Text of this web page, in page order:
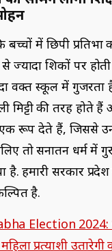
बच्चों में छिपी प्रतिभा
ज्यादा शिक्षकों पर
वक्त स्कूल में गुजरता
मिट्टी की तरह होते हैं
रूप देते हैं, जिससे
तो सनातन धर्म में
है. हमारी सरकार
है.
Election 2024:
प्रत्याशी उतारेगी